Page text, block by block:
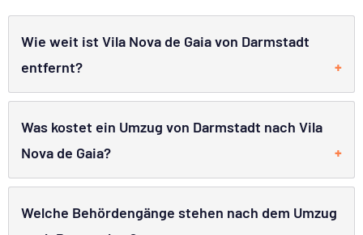
Wie weit ist Vila Nova de Gaia von Darmstadt
entfernt?
Was kostet ein Umzug von Darmstadt nach Vila
Nova de Gaia?
Welche Behördengänge stehen nach dem Umzug